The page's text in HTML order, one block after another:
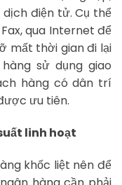
điện tử. Cụ thể
qua Internet để
mất thời gian đi lại
sử dụng giao
hàng có dân trí
ưu tiên.
linh hoạt
khốc liệt nên để